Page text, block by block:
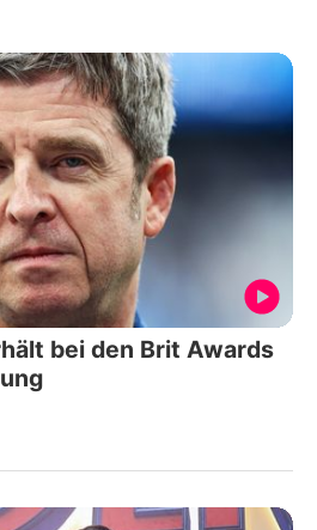
bei den Brit Awards